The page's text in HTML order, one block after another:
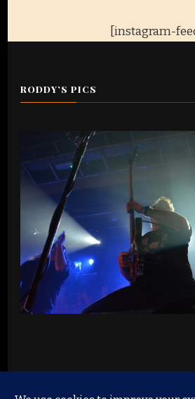
[instagram-
RODDY’S PICS